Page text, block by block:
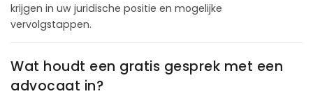
krijgen in uw juridische positie en mogelijke
vervolgstappen.
Wat houdt een gratis gesprek met een
advocaat in?